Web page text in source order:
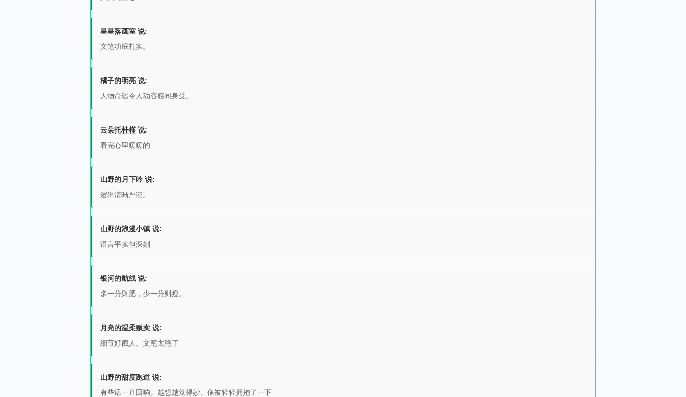
星星落画室 说:
文笔功底扎实。
橘子的明亮 说:
人物命运令人动容感同身受。
云朵托桂槿 说:
看完心里暖暖的
山野的月下吟 说:
逻辑清晰严谨。
山野的浪漫小镇 说:
语言平实但深刻
银河的航线 说:
多一分则肥，少一分则瘦。
月亮的温柔贩卖 说:
细节好戳人。文笔太稳了
山野的甜度跑道 说:
有些话一直回响。越想越觉得妙。像被轻轻拥抱了一下